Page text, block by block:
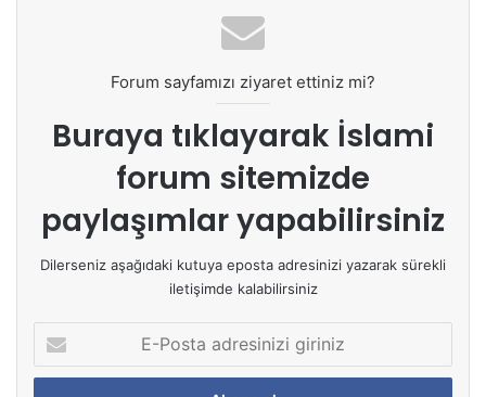
Forum sayfamızı ziyaret ettiniz mi?
Buraya tıklayarak İslami
forum sitemizde
paylaşımlar yapabilirsiniz
Dilerseniz aşağıdaki kutuya eposta adresinizi yazarak sürekli
iletişimde kalabilirsiniz
P